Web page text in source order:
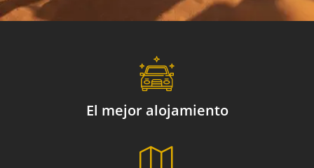
el mejor alojamiento